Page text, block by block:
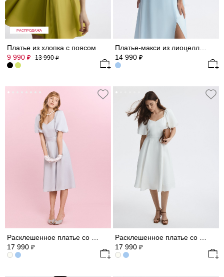
РАСПРОДАЖА
Платье из хлопка с поясом
9 990 ₽ 13 990₽
14 990 ₽
17 990 ₽
17 990 ₽